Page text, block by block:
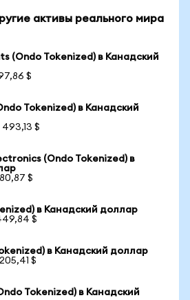
активы реального мира
(Ondo Tokenized) в Канадский
$
Tokenized) в Канадский
493,13 $
(Ondo Tokenized) в
$
в Канадский доллар
$
в Канадский доллар
$
Tokenized) в Канадский